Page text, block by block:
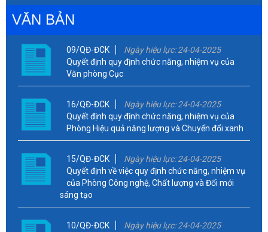
VĂN BẢN
09/QĐ-ĐCK
Ngày hiệu lực: 24-04-2025
Quyết định quy định chức năng, nhiệm vụ của
Văn phòng Cục
16/QĐ-ĐCK
Ngày hiệu lực: 24-04-2025
Quyết định quy định chức năng, nhiệm vụ của
Phòng Hiệu quả năng lượng và Chuyển đổi xanh
15/QĐ-ĐCK
Ngày hiệu lực: 24-04-2025
Quyết định về việc quy định chức năng, nhiệm vụ
của Phòng Công nghệ, Chất lượng và Đổi mới
sáng tạo
10/QĐ-ĐCK
Ngày hiệu lực: 24-04-2025